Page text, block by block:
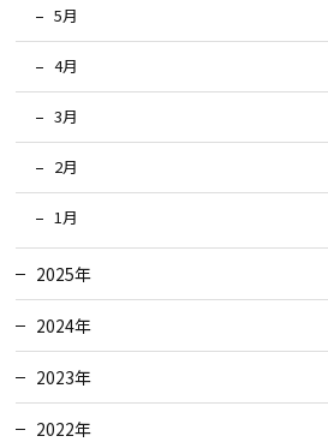
5月
4月
3月
2月
1月
2025年
2024年
2023年
2022年